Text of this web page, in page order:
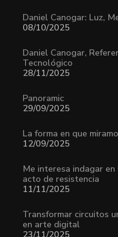
Daniel Canogar: Luz,
08/10/2025
Daniel Canogar,
Tecnológico
28/11/2025
Panoramic
29/09/2025
La forma en que
12/09/2025
Me interesa indagar
acto de resistencia
11/11/2025
Transformar circuitos
en arte digital
23/11/2025